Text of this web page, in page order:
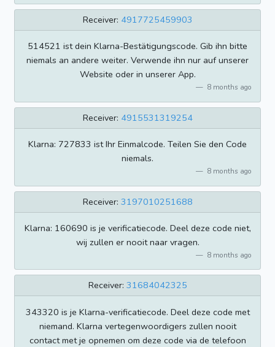
Receiver: 4917725459903
514521 ist dein Klarna-Bestätigungscode. Gib ihn bitte
niemals an andere weiter. Verwende ihn nur auf unserer
Website oder in unserer App.
8 months ago
Receiver: 4915531319254
Klarna: 727833 ist Ihr Einmalcode. Teilen Sie den Code
niemals.
8 months ago
Receiver: 3197010251688
Klarna: 160690 is je verificatiecode. Deel deze code niet,
wij zullen er nooit naar vragen.
8 months ago
Receiver: 31684042325
343320 is je Klarna-verificatiecode. Deel deze code met
niemand. Klarna vertegenwoordigers zullen nooit
contact met je opnemen om deze code via de telefoon